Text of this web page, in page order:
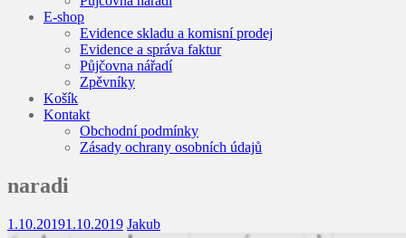
E-shop
Evidence skladu a komisní prodej
Evidence a správa faktur
Půjčovna nářadí
Zpěvníky
Košík
Kontakt
Obchodní podmínky
Zásady ochrany osobních údajů
naradi
1.10.20191.10.2019 Jakub